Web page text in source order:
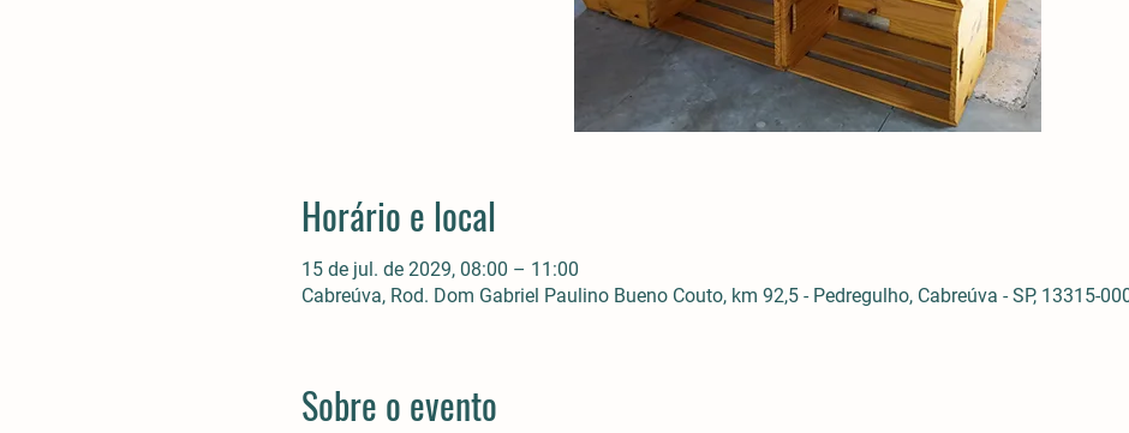
Horário e local
15 de jul. de 2029, 08:00 – 11:00
Cabreúva, Rod. Dom Gabriel Paulino Bueno Couto, km 92,5 - Pedregulho, Cabreúva - SP, 13315-
Sobre o evento